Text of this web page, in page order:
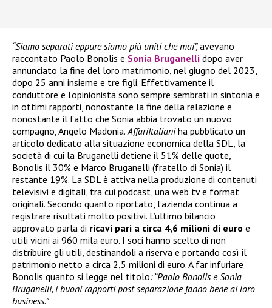
“Siamo separati eppure siamo più uniti che mai”,avevano
raccontato Paolo Bonolis e Sonia Bruganelli dopo aver
annunciato la fine del loro matrimonio, nel giugno del 2023,
dopo 25 anni insieme e tre figli. Effettivamente il
conduttore e l’opinionista sono sempre sembrati in sintonia e
in ottimi rapporti, nonostante la fine della relazione e
nonostante il fatto che Sonia abbia trovato un nuovo
compagno, Angelo Madonia.AffariItalianiha pubblicato un
articolo dedicato alla situazione economica della SDL, la
società di cui la Bruganelli detiene il 51% delle quote,
Bonolis il 30% e Marco Bruganelli (fratello di Sonia) il
restante 19%. La SDL è attiva nella produzione di contenuti
televisivi e digitali, tra cui podcast, una web tv e format
originali. Secondo quanto riportato, l’azienda continua a
registrare risultati molto positivi. L’ultimo bilancio
approvato parla di ricavi pari a circa 4,6 milioni di euro e
utili vicini ai 960 mila euro. I soci hanno scelto di non
distribuire gli utili, destinandoli a riserva e portando così il
patrimonio netto a circa 2,5 milioni di euro. A far infuriare
Bonolis quanto si legge nel titolo: “Paolo Bonolis e Sonia
Bruganelli, i buoni rapporti post separazione fanno bene ai loro
business.”